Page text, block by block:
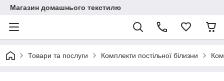
Магазин домашнього текстилю
Товари та послуги Комплекти постільної білизни